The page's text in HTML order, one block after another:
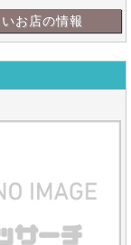
お店の情報